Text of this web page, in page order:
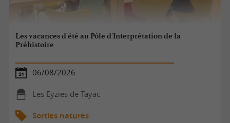
Les vacances d'été au Pôle d'Interprétation de la
Préhistoire
06/08/2026
Les Eyzies de Tayac
Sorties natures